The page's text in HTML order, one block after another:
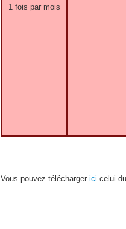
1 fois par mois
Vous pouvez télécharger ici celui